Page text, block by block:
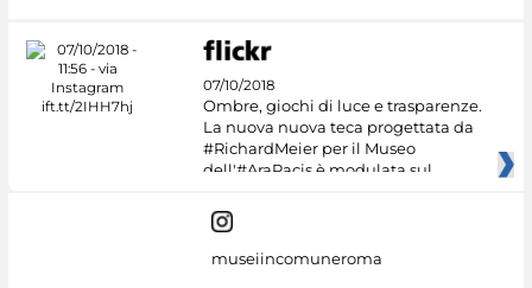
07/10/2018
Ombre, giochi di luce e trasparenze.
La nuova nuova teca progettata da
#RichardMeier per il Museo
dell'#AraPacis è modulata sul
museiincomuneroma